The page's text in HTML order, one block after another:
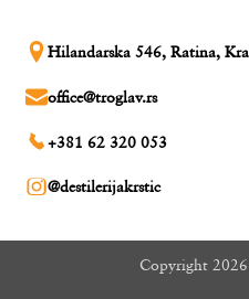
Hilandarska 546, Ratina,
office@troglav.rs
+381 62 320 053
@destilerijakrstic
Copyright